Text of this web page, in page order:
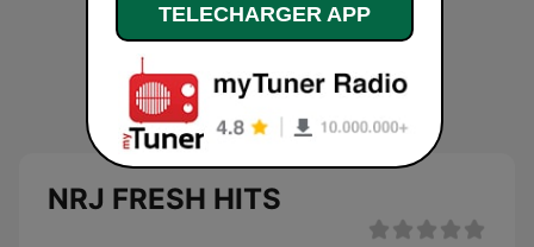
NRJ FRESH HITS
TELECHARGER APP